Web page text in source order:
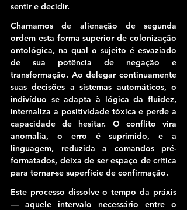
sentir e decidir.
Chamamos de alienação de segunda
ordem esta forma superior de colonização
ontológica, na qual o sujeito é esvaziado
de sua potência de negação e
transformação. Ao delegar continuamente
suas decisões a sistemas automáticos, o
indivíduo se adapta à lógica da fluidez,
internaliza a positividade tóxica e perde a
capacidade de hesitar. O conflito vira
anomalia, o erro é suprimido, e a
linguagem, reduzida a comandos pré-
formatados, deixa de ser espaço de crítica
para tornar-se superfície de confirmação.
Este processo dissolve o tempo da práxis
— aquele intervalo necessário entre o